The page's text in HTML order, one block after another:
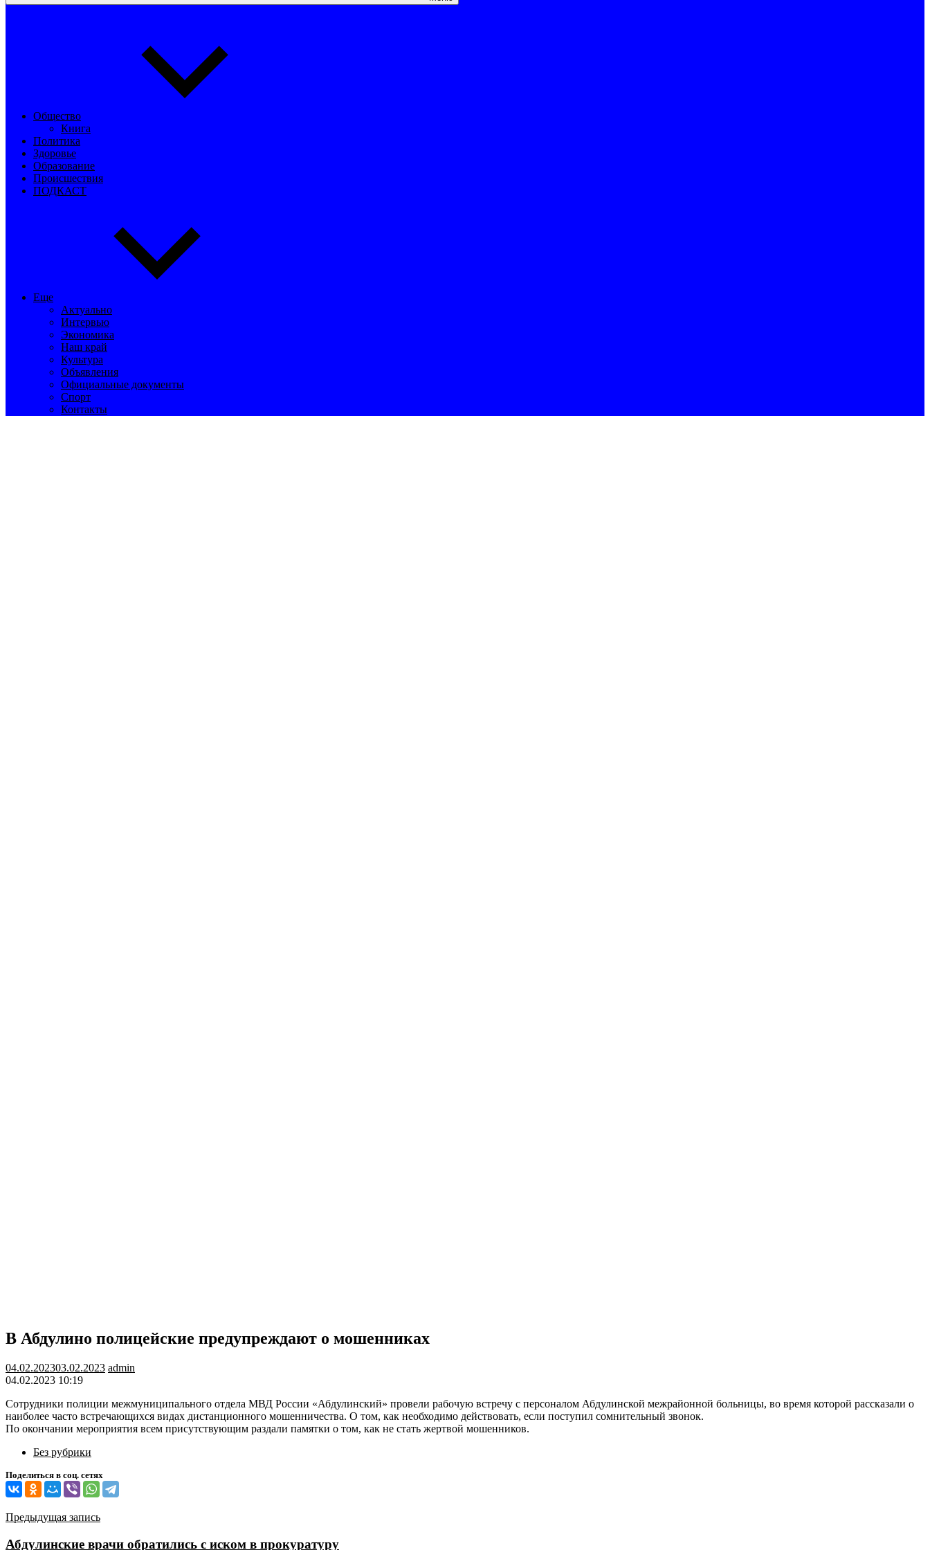
Общество
Книга
Политика
Здоровье
Образование
Происшествия
ПОДКАСТ
Еще
Актуально
Интервью
Экономика
Наш край
Культура
Объявления
Официальные документы
Спорт
Контакты
В Абдулино полицейские предупреждают о мошенниках
04.02.202303.02.2023 admin
04.02.2023 10:19
Сотрудники полиции межмуниципального отдела МВД России «Абдулинский» провели рабочую встречу с персоналом Абдулинской межрайонной больницы, во время которой рассказали о
наиболее часто встречающихся видах дистанционного мошенничества. О том, как необходимо действовать, если поступил сомнительный звонок.
По окончании мероприятия всем присутствующим раздали памятки о том, как не стать жертвой мошенников.
Без рубрики
Поделиться в соц. сетях
Навигация
по
Предыдущая запись
Абдулинские врачи обратились с иском в прокуратуру